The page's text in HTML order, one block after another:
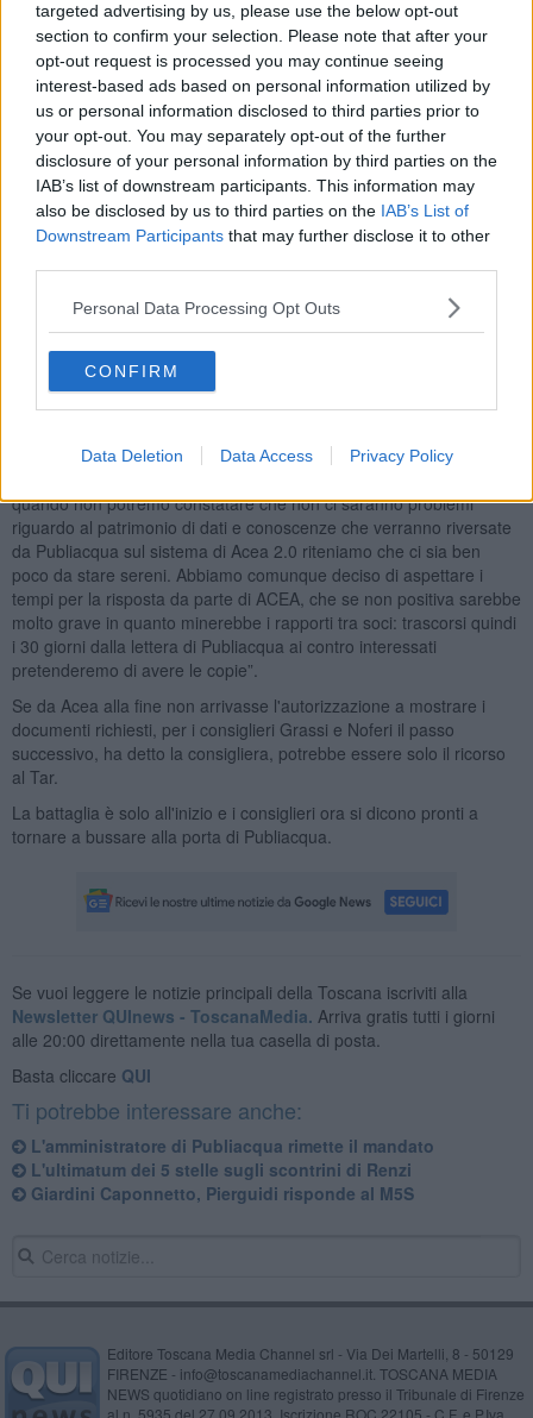
targeted advertising by us, please use the below opt-out
section to confirm your selection. Please note that after your
opt-out request is processed you may continue seeing
interest-based ads based on personal information utilized by
us or personal information disclosed to third parties prior to
your opt-out. You may separately opt-out of the further
disclosure of your personal information by third parties on the
IAB’s list of downstream participants. This information may
also be disclosed by us to third parties on the IAB’s List of
Downstream Participants that may further disclose it to other
Personal Data Processing Opt Outs
CONFIRM
Data Deletion Data Access Privacy Policy
“Da luglio scorso abbiamo richiesto ufficialmente in maniera distinta
tra i due gruppi per avere la copia del contratto di Acea 2.0, il
nuovo sistema informatico che gestirà dati, pratiche e interventi
della società Publiacqua e che vede un costo a carico della società
tra i 6 e i 7 milioni di euro che peseranno sulle bollette della
cittadinanza fiorentina - ha detto Grassi - Proprio in questi giorni
parte il nuovo sistema aziendale, ma ci è stato impossibile avere i
documenti per mille cavilli posti dagli uffici fino all’ultimo pretesto: la
lettera ad Acea che dovrebbe autorizzare la consegna dei
documenti a Consiglieri che rappresentano il Comune di Firenze.
Da luglio ad oggi sarebbe stato possibile chiedere ad Acea senza
perdere invano quattro mesi di tempo. Sarà ostruzionismo o è sola
incapacità organizzativa?”.
"Ringraziamo gli uffici per aver comunque voluto spiegarci gli
raccontare: conoscendo quanti problemi siano stati creati dal WFM
quando non potremo constatare che non ci saranno problemi
riguardo al patrimonio di dati e conoscenze che verranno riversate
da Publiacqua sul sistema di Acea 2.0 riteniamo che ci sia ben
poco da stare sereni. Abbiamo comunque deciso di aspettare i
tempi per la risposta da parte di ACEA, che se non positiva sarebbe
molto grave in quanto minerebbe i rapporti tra soci: trascorsi quindi
i 30 giorni dalla lettera di Publiacqua ai contro interessati
pretenderemo di avere le copie”.
Se da Acea alla fine non arrivasse l'autorizzazione a mostrare i
documenti richiesti, per i consiglieri Grassi e Noferi il passo
successivo, ha detto la consigliera, potrebbe essere solo il ricorso
al Tar.
La battaglia è solo all'inizio e i consiglieri ora si dicono pronti a
tornare a bussare alla porta di Publiacqua.
Se vuoi leggere le notizie principali della Toscana iscriviti alla
Newsletter QUInews - ToscanaMedia. Arriva gratis tutti i giorni
alle 20:00 direttamente nella tua casella di posta.
Basta cliccare QUI
Ti potrebbe interessare anche:
L'amministratore di Publiacqua rimette il mandato
L'ultimatum dei 5 stelle sugli scontrini di Renzi
Giardini Caponnetto, Pierguidi risponde al M5S
Editore Toscana Media Channel srl - Via Dei Martelli, 8 - 50129
FIRENZE - info@toscanamediachannel.it. TOSCANA MEDIA
NEWS quotidiano on line registrato presso il Tribunale di Firenze
al n. 5935 del 27.09.2013. Iscrizione ROC 22105 - C.F. e P.Iva